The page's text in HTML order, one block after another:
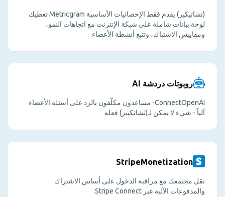
(تشاتيكير) يقدم فقط الإحصائيات الأساسية Metricgram تعطيك
لوحة بيانات شاملة على شبكة الإنترنت مع اتجاهات النمو،
ومقاييس الاشتباك، وتتبع أنشطة الأعضاء.
روبوتات دردشة AI
ConnectOpenAI- مساعدون مكلّفون بالرد على أسئلة الأعضاء
آلياً - شيء لا يمكن لـ(تشاتكيبر) فعله
StripeMonetization
نقل مجتمعك مع مراقبة الدخول على أساس الاشتراك
والمدفوعات الآلية عبر Stripe Connect.